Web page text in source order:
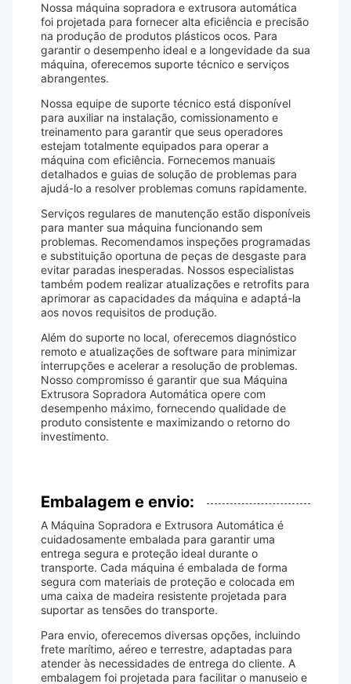
Nossa máquina sopradora e extrusora automática
foi projetada para fornecer alta eficiência e precisão
na produção de produtos plásticos ocos. Para
garantir o desempenho ideal e a longevidade da sua
máquina, oferecemos suporte técnico e serviços
abrangentes.
Nossa equipe de suporte técnico está disponível
para auxiliar na instalação, comissionamento e
treinamento para garantir que seus operadores
estejam totalmente equipados para operar a
máquina com eficiência. Fornecemos manuais
detalhados e guias de solução de problemas para
ajudá-lo a resolver problemas comuns rapidamente.
Serviços regulares de manutenção estão disponíveis
para manter sua máquina funcionando sem
problemas. Recomendamos inspeções programadas
e substituição oportuna de peças de desgaste para
evitar paradas inesperadas. Nossos especialistas
também podem realizar atualizações e retrofits para
aprimorar as capacidades da máquina e adaptá-la
aos novos requisitos de produção.
Além do suporte no local, oferecemos diagnóstico
remoto e atualizações de software para minimizar
interrupções e acelerar a resolução de problemas.
Nosso compromisso é garantir que sua Máquina
Extrusora Sopradora Automática opere com
desempenho máximo, fornecendo qualidade de
produto consistente e maximizando o retorno do
investimento.
Embalagem e envio:
A Máquina Sopradora e Extrusora Automática é
cuidadosamente embalada para garantir uma
entrega segura e proteção ideal durante o
transporte. Cada máquina é embalada de forma
segura com materiais de proteção e colocada em
uma caixa de madeira resistente projetada para
suportar as tensões do transporte.
Para envio, oferecemos diversas opções, incluindo
frete marítimo, aéreo e terrestre, adaptadas para
atender às necessidades de entrega do cliente. A
embalagem foi projetada para facilitar o manuseio e